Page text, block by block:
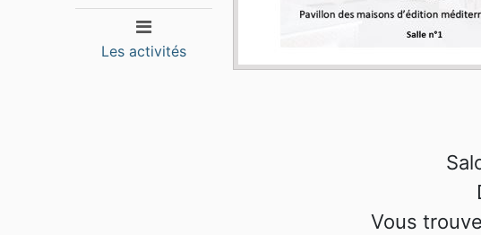
Les activités
Vous